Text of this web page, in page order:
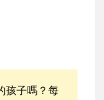
子嗎？每